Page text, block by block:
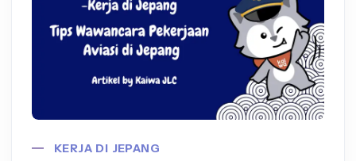
KERJA DI JEPANG